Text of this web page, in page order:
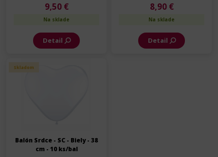
9,50 €
Na sklade
Detail
8,90 €
Na sklade
Detail
Skladom
Balón Srdce - SC - Biely - 38
cm - 10 ks/bal